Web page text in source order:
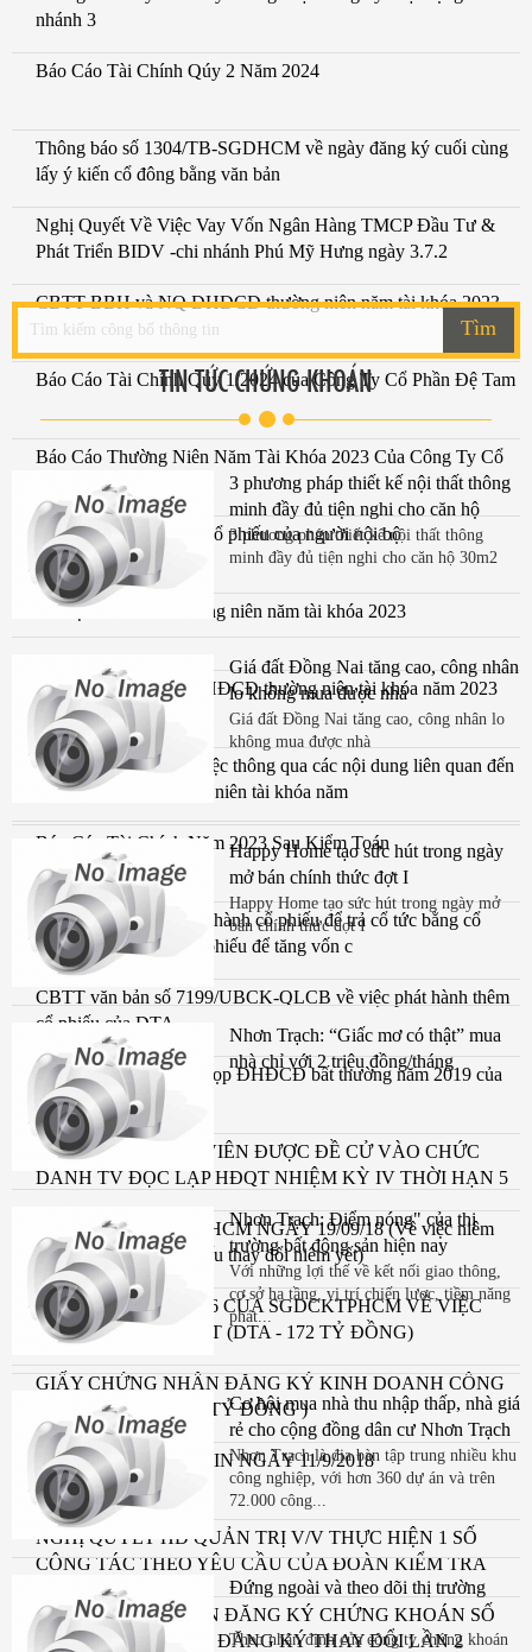
nhánh 3
Báo Cáo Tài Chính Qúy 2 Năm 2024
Thông báo số 1304/TB-SGDHCM về ngày đăng ký cuối cùng
lấy ý kiến cổ đông bằng văn bản
Nghị Quyết Về Việc Vay Vốn Ngân Hàng TMCP Đầu Tư &
Phát Triển BIDV -chi nhánh Phú Mỹ Hưng ngày 3.7.2
CBTT BBH và NQ ĐHĐCĐ thường niên năm tài khóa 2023
Báo Cáo Tài Chính Qúy 1/2024 của Công Ty Cổ Phần Đệ Tam
Báo Cáo Thường Niên Năm Tài Khóa 2023 Của Công Ty Cổ
Phần Đệ Tam
Báo cáo sau giao dịch cổ phiếu của người nội bộ
Tài liệu ĐHĐCĐ thường niên năm tài khóa 2023
Thông báo mời họp ĐHĐCĐ thường niên tài khóa năm 2023
ngày 4.4.24
Nghị Quyết số 01 về việc thông qua các nội dung liên quan đến
tổ chức ĐHCĐ thường niên tài khóa năm
Báo Cáo Tài Chính Năm 2023 Sau Kiểm Toán
Công bố thông tin phát hành cổ phiếu để trả cổ tức bằng cổ
phiếu và phát hành cổ phiếu để tăng vốn c
CBTT văn bản số 7199/UBCK-QLCB về việc phát hành thêm
cổ phiếu của DTA
CBTT thông báo mời họp ĐHĐCĐ bất thường năm 2019 của
CTCP Đệ Tam
THÔNG BÁO ỨNG VIÊN ĐƯỢC ĐỀ CỬ VÀO CHỨC
DANH TV ĐỘC LẬP HĐQT NHIỆM KỲ IV THỜI HẠN 5
CV SỐ 1180/TB/SGDHCM NGÀY 19/09/18 (Về việc niêm
yết và giao dịch cổ phiếu thay đổi niêm yết)
QUYẾT ĐỊNH SỐ 346 CỦA SGDCKTPHCM VỀ VIỆC
THAY ĐỔI NIÊM YẾT (DTA - 172 TỶ ĐỒNG)
GIẤY CHỨNG NHẬN ĐĂNG KÝ KINH DOANH CÔNG
TY CP ĐỆ TAM (172 TỶ ĐỒNG )
CÔNG BỐ THÔNG TIN NGÀY 11/9/2018
NGHỊ QUYẾT HĐ QUẢN TRỊ V/V THỰC HIỆN 1 SỐ
CÔNG TÁC THEO YÊU CẦU CỦA ĐOÀN KIỂM TRA
UBCKNN & CBTT NGÀ
GIẤY CHỨNG NHẬN ĐĂNG KÝ CHỨNG KHOÁN SỐ
136 ( 172 TỶ ĐỒNG)- ĐĂNG KÝ THAY ĐỔI LẦN 2
Tìm
TIN TỨC CHỨNG KHOÁN
3 phương pháp thiết kế nội thất thông
minh đầy đủ tiện nghi cho căn hộ
30m2
3 phương pháp thiết kế nội thất thông
minh đầy đủ tiện nghi cho căn hộ 30m2
Giá đất Đồng Nai tăng cao, công nhân
lo không mua được nhà
Giá đất Đồng Nai tăng cao, công nhân lo
không mua được nhà
Happy Home tạo sức hút trong ngày
mở bán chính thức đợt I
Happy Home tạo sức hút trong ngày mở
bán chính thức đợt I
Nhơn Trạch: “Giấc mơ có thật” mua
nhà chỉ với 2 triệu đồng/tháng
Nhơn Trạch: Điểm nóng" của thị
trường bất động sản hiện nay
Với những lợi thế về kết nối giao thông,
cơ sở hạ tầng, vị trí chiến lược, tiềm năng
phát...
Cơ hội mua nhà thu nhập thấp, nhà giá
rẻ cho cộng đồng dân cư Nhơn Trạch
Nhơn Trạch là địa bàn tập trung nhiều khu
công nghiệp, với hơn 360 dự án và trên
72.000 công...
Đứng ngoài và theo dõi thị trường
Theo nhận định của công ty chứng khoán